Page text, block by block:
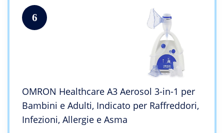
6
OMRON Healthcare A3 Aerosol 3-in-1 per
Bambini e Adulti, Indicato per Raffreddori,
Infezioni, Allergie e Asma